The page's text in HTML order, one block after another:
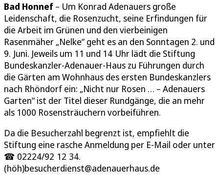
Bad Honnef – Um Konrad Adenauers große
Leidenschaft, die Rosenzucht, seine Erfindungen für
die Arbeit im Grünen und den vierbeinigen
Rasenmäher „Nelke“ geht es an den Sonntagen 2. und
9. Juni. Jeweils um 11 und 14 Uhr lädt die Stiftung
Bundeskanzler-Adenauer-Haus zu Führungen durch
die Gärten am Wohnhaus des ersten Bundeskanzlers
nach Rhöndorf ein: „Nicht nur Rosen … – Adenauers
Garten“ ist der Titel dieser Rundgänge, die an mehr
als 1000 Rosensträuchern vorbeiführen.
Da die Besucherzahl begrenzt ist, empfiehlt die
Stiftung eine rasche Anmeldung per E-Mail oder unter
☎ 02224/92 12 34.
(höh)besucherdienst@adenauerhaus.de